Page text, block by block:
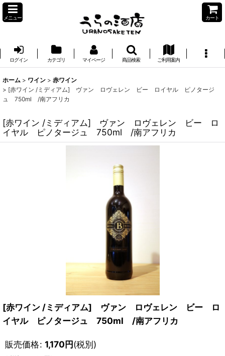
メニュー カート
ログイン カテゴリ マイページ 商品検索 ご利用案内
ホーム > ワイン > 赤ワイン
> [赤ワイン /ミディアム] ヴァン ロヴェレン ビー ロイヤル ピノタージ
ュ 750ml /南アフリカ
[赤ワイン /ミディアム] ヴァン ロヴェレン ビー ロ
イヤル ピノタージュ 750ml /南アフリカ
[赤ワイン /ミディアム] ヴァン ロヴェレン ビー ロ
イヤル ピノタージュ 750ml /南アフリカ
販売価格: 1,170円(税別)